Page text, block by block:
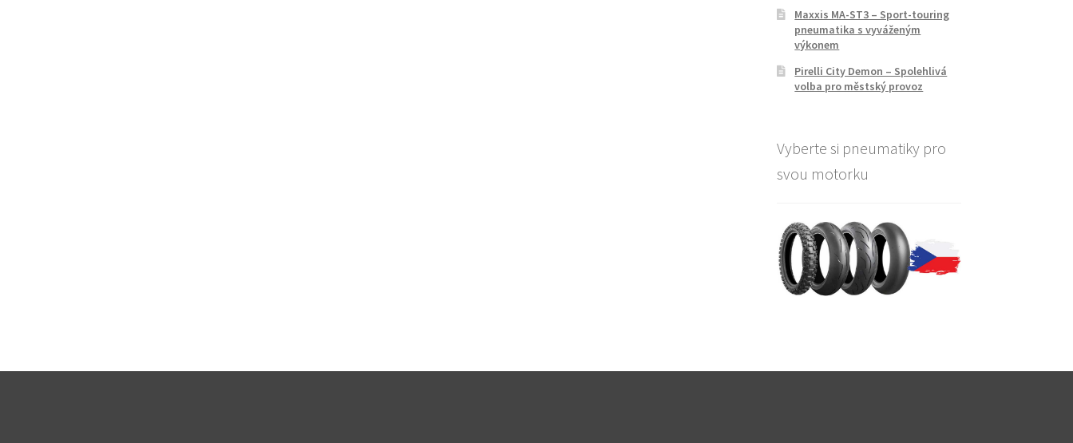
Maxxis MA-ST3 – Sport-touring
pneumatika s vyváženým
výkonem
Pirelli City Demon – Spolehlivá
volba pro městský provoz
Vyberte si pneumatiky pro
svou motorku